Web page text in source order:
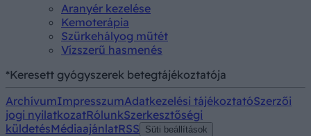
Aranyér kezelése
Kemoterápia
Szürkehályog műtét
Vízszerű hasmenés
*Keresett gyógyszerek betegtájékoztatója
ArchívumImpresszumAdatkezelési tájékoztatóSzerzői
jogi nyilatkozatRólunkSzerkesztőségi
küldetésMédiaajánlatRSS Süti beállítások